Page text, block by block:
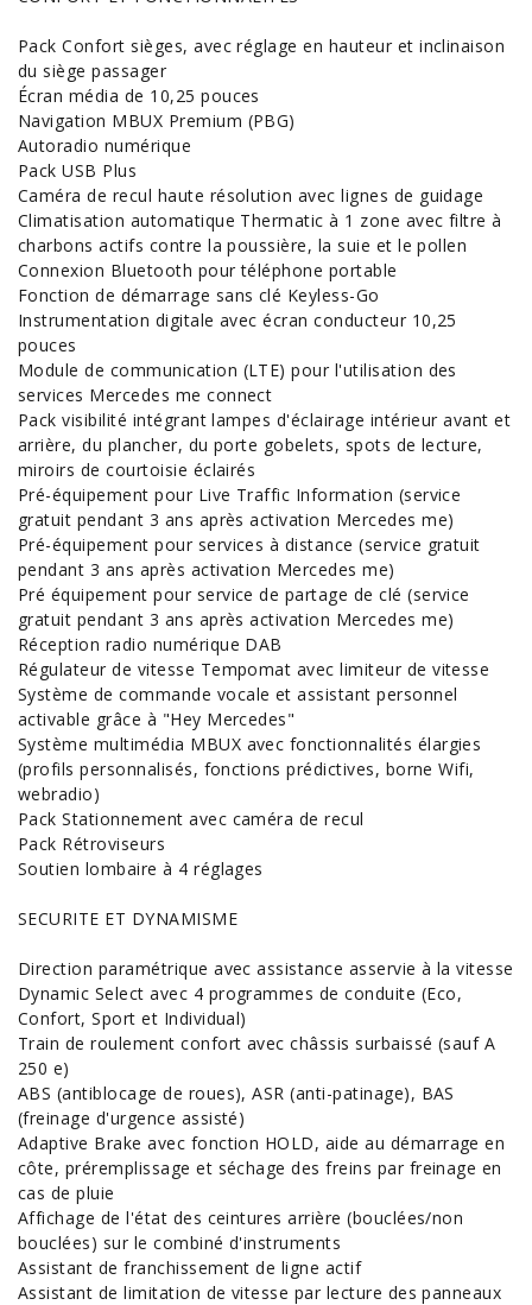
Pack Confort sièges, avec réglage en hauteur et inclinaison
du siège passager
Écran média de 10,25 pouces
Navigation MBUX Premium (PBG)
Autoradio numérique
Pack USB Plus
Caméra de recul haute résolution avec lignes de guidage
Climatisation automatique Thermatic à 1 zone avec filtre à
charbons actifs contre la poussière, la suie et le pollen
Connexion Bluetooth pour téléphone portable
Fonction de démarrage sans clé Keyless-Go
Instrumentation digitale avec écran conducteur 10,25
pouces
Module de communication (LTE) pour l'utilisation des
services Mercedes me connect
Pack visibilité intégrant lampes d'éclairage intérieur avant et
arrière, du plancher, du porte gobelets, spots de lecture,
miroirs de courtoisie éclairés
Pré-équipement pour Live Traffic Information (service
gratuit pendant 3 ans après activation Mercedes me)
Pré-équipement pour services à distance (service gratuit
pendant 3 ans après activation Mercedes me)
Pré équipement pour service de partage de clé (service
gratuit pendant 3 ans après activation Mercedes me)
Réception radio numérique DAB
Régulateur de vitesse Tempomat avec limiteur de vitesse
Système de commande vocale et assistant personnel
activable grâce à "Hey Mercedes"
Système multimédia MBUX avec fonctionnalités élargies
(profils personnalisés, fonctions prédictives, borne Wifi,
webradio)
Pack Stationnement avec caméra de recul
Pack Rétroviseurs
Soutien lombaire à 4 réglages
SECURITE ET DYNAMISME
Direction paramétrique avec assistance asservie à la vitesse
Dynamic Select avec 4 programmes de conduite (Eco,
Confort, Sport et Individual)
Train de roulement confort avec châssis surbaissé (sauf A
250 e)
ABS (antiblocage de roues), ASR (anti-patinage), BAS
(freinage d'urgence assisté)
Adaptive Brake avec fonction HOLD, aide au démarrage en
côte, préremplissage et séchage des freins par freinage en
cas de pluie
Affichage de l'état des ceintures arrière (bouclées/non
bouclées) sur le combiné d'instruments
Assistant de franchissement de ligne actif
Assistant de limitation de vitesse par lecture des panneaux